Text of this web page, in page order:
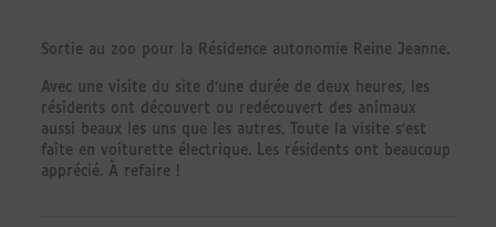
Sortie au zoo pour la Résidence autonomie Reine Jeanne.
Avec une visite du site d’une durée de deux heures, les
résidents ont découvert ou redécouvert des animaux
aussi beaux les uns que les autres. Toute la visite s’est
faite en voiturette électrique. Les résidents ont beaucoup
apprécié. À refaire !